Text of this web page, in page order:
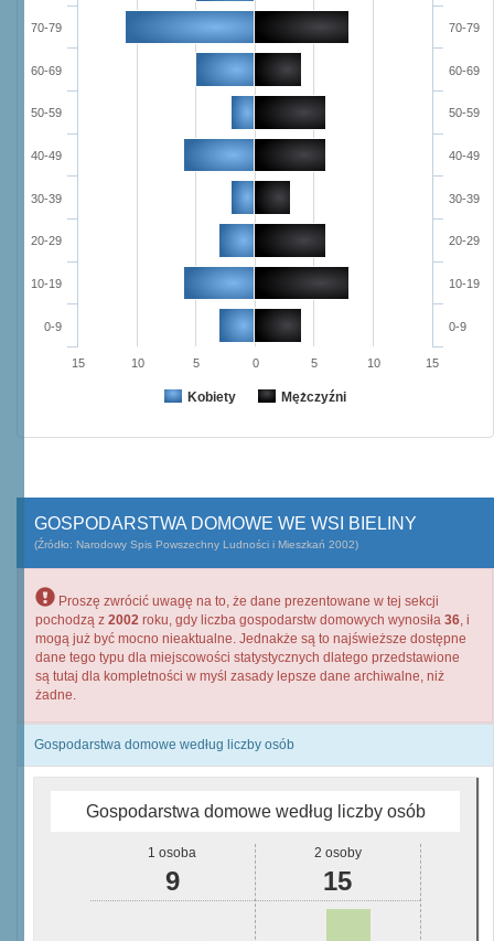
Kobiety Mężczyźni
0-9
10-19
20-29
30-39
40-49
50-59
60-69
70-79
0-9
10-19
20-29
30-39
40-49
50-59
60-69
70-79
15 10 5 0 5 10 15
GOSPODARSTWA DOMOWE WE WSI BIELINY
(Źródło: Narodowy Spis Powszechny Ludności i Mieszkań 2002)
Proszę zwrócić uwagę na to, że dane prezentowane w tej sekcji
pochodzą z 2002 roku, gdy liczba gospodarstw domowych wynosiła 36, i
mogą już być mocno nieaktualne. Jednakże są to najświeższe dostępne
dane tego typu dla miejscowości statystycznych dlatego przedstawione
są tutaj dla kompletności w myśl zasady lepsze dane archiwalne, niż
żadne.
Gospodarstwa domowe według liczby osób
Gospodarstwa domowe według liczby osób
1 osoba
9
2 osoby
15